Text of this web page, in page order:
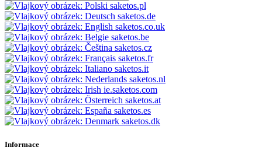
saketos.pl
saketos.de
saketos.co.uk
saketos.be
saketos.cz
saketos.fr
saketos.it
saketos.nl
ie.saketos.com
saketos.at
saketos.es
saketos.dk
Informace